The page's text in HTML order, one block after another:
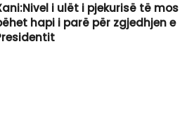
i ulët i pjekurisë të mos
hapi i parë për zgjedhjen e